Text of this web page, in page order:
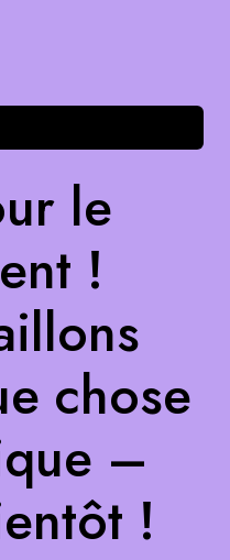
le
!
chose
–
!